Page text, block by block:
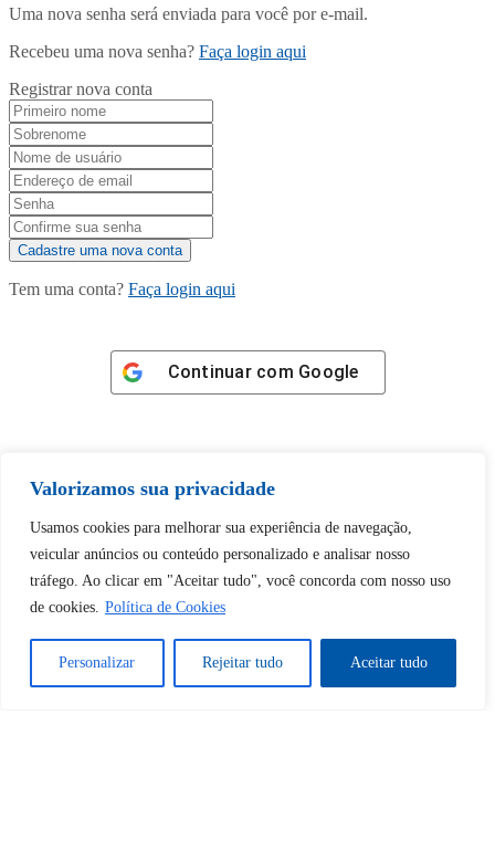
Valorizamos sua privacidade
Usamos cookies para melhorar sua experiência de navegação,
veicular anúncios ou conteúdo personalizado e analisar nosso
tráfego. Ao clicar em "Aceitar tudo", você concorda com nosso uso
de cookies. Política de Cookies
Personalizar Rejeitar tudo Aceitar tudo
Uma nova senha será enviada para você por e-mail.
Recebeu uma nova senha? Faça login aqui
Registrar nova conta
Tem uma conta? Faça login aqui
Continuar com Google
Tem certeza de que deseja
desbloquear esta publicação?
Desbloquear esquerda : 0
Sim Não